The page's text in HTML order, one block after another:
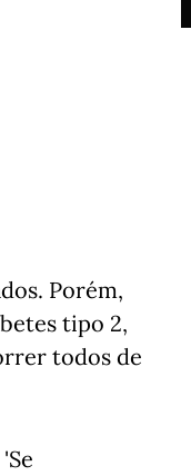
Porém,
tipo 2,
todos de